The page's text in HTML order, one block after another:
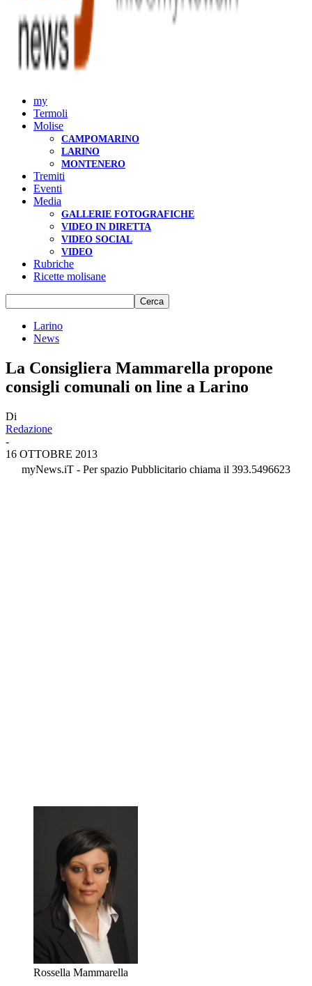
my
Termoli
Molise
CAMPOMARINO
LARINO
MONTENERO
Tremiti
Eventi
Media
GALLERIE FOTOGRAFICHE
VIDEO IN DIRETTA
VIDEO SOCIAL
VIDEO
Rubriche
Ricette molisane
Larino
News
La Consigliera Mammarella propone
consigli comunali on line a Larino
Di
Redazione
-
16 OTTOBRE 2013
myNews.iT - Per spazio Pubblicitario chiama il 393.5496623
Rossella Mammarella